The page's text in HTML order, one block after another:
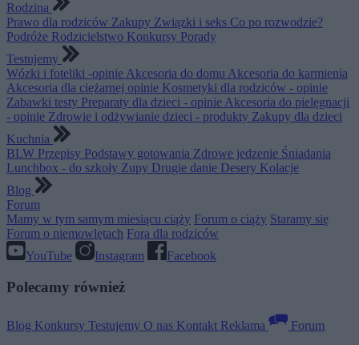
Rodzina
Prawo dla rodziców Zakupy Związki i seks Co po rozwodzie?
Podróże Rodzicielstwo Konkursy Porady
Testujemy
Wózki i foteliki -opinie Akcesoria do domu Akcesoria do karmienia
Akcesoria dla ciężarnej opinie Kosmetyki dla rodziców - opinie
Zabawki testy Preparaty dla dzieci - opinie Akcesoria do pielęgnacji
- opinie Zdrowie i odżywianie dzieci - produkty Zakupy dla dzieci
Kuchnia
BLW Przepisy Podstawy gotowania Zdrowe jedzenie Śniadania
Lunchbox - do szkoły Zupy Drugie danie Desery Kolacje
Blog
Forum
Mamy w tym samym miesiącu ciąży Forum o ciąży Staramy się
Forum o niemowlętach Fora dla rodziców
YouTube
Instagram Facebook
Polecamy również
Blog Konkursy Testujemy O nas Kontakt Reklama
Forum